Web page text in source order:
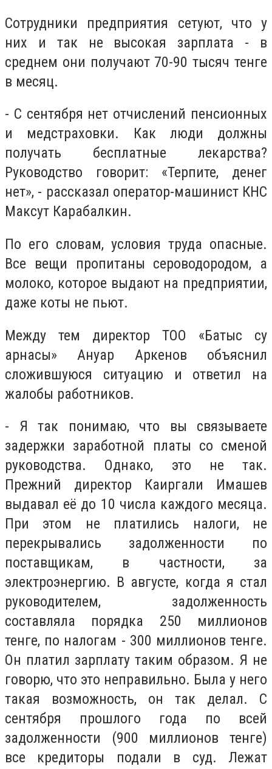
Сотрудники предприятия сетуют, что у
них и так не высокая зарплата - в
среднем они получают 70-90 тысяч тенге
в месяц.
- С сентября нет отчислений пенсионных
и медстраховки. Как люди должны
получать бесплатные лекарства?
Руководство говорит: «Терпите, денег
нет», - рассказал оператор-машинист КНС
Максут Карабалкин.
По его словам, условия труда опасные.
Все вещи пропитаны сероводородом, а
молоко, которое выдают на предприятии,
даже коты не пьют.
Между тем директор ТОО «Батыс су
арнасы» Ануар Аркенов объяснил
сложившуюся ситуацию и ответил на
жалобы работников.
- Я так понимаю, что вы связываете
задержки заработной платы со сменой
руководства. Однако, это не так.
Прежний директор Каиргали Имашев
выдавал её до 10 числа каждого месяца.
При этом не платились налоги, не
перекрывались задолженности по
поставщикам, в частности, за
электроэнергию. В августе, когда я стал
руководителем, задолженность
составляла порядка 250 миллионов
тенге, по налогам - 300 миллионов тенге.
Он платил зарплату таким образом. Я не
говорю, что это неправильно. Была у него
такая возможность, он так делал. С
сентября прошлого года по всей
задолженности (900 миллионов тенге)
все кредиторы подали в суд. Лежат